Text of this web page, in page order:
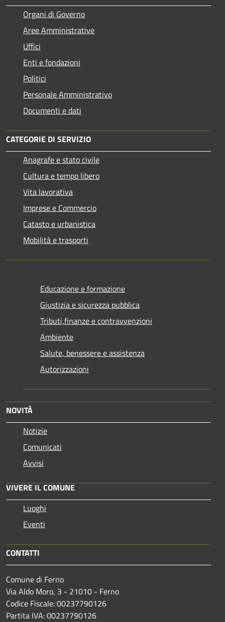
Organi di Governo
Aree Amministrative
Uffici
Enti e fondazioni
Politici
Personale Amministrativo
Documenti e dati
CATEGORIE DI SERVIZIO
Anagrafe e stato civile
Cultura e tempo libero
Vita lavorativa
Imprese e Commercio
Catasto e urbanistica
Mobilità e trasporti
Educazione e formazione
Giustizia e sicurezza pubblica
Tributi,finanze e contravvenzioni
Ambiente
Salute, benessere e assistenza
Autorizzazioni
NOVITÀ
Notizie
Comunicati
Avvisi
VIVERE IL COMUNE
Luoghi
Eventi
CONTATTI
Comune di Ferno
Via Aldo Moro, 3 - 21010 - Ferno
Codice Fiscale: 00237790126
Partita IVA: 00237790126